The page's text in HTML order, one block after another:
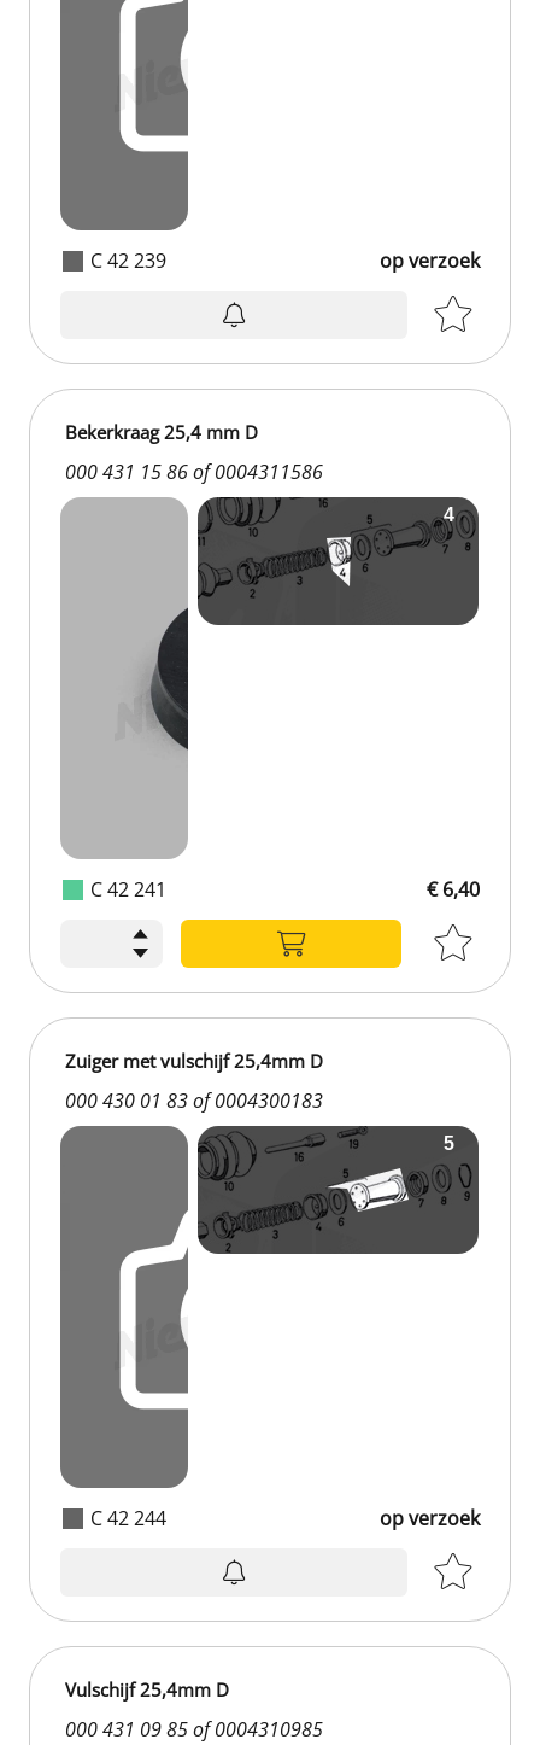
C 42 239 op verzoek
C 42 241
Bekerkraag 25,4 mm D
000 431 15 86 of 0004311586
€ 6,40
C 42 244
Zuiger met vulschijf 25,4mm D
000 430 01 83 of 0004300183
op verzoek
Vulschijf 25,4mm D
000 431 09 85 of 0004310985